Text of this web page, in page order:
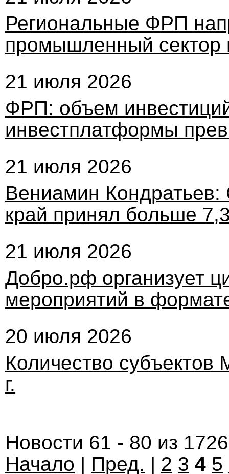
Региональные ФРП
промышленный сектор
21 июля 2026
ФРП: объем
инвестплатформы
21 июля 2026
Вениамин Кондратьев:
край принял больше
21 июля 2026
Добро.рф организует
мероприятий в
20 июля 2026
Количество
г.
Новости 61 - 80 из
Начало | Пред. | 2 3 4 5